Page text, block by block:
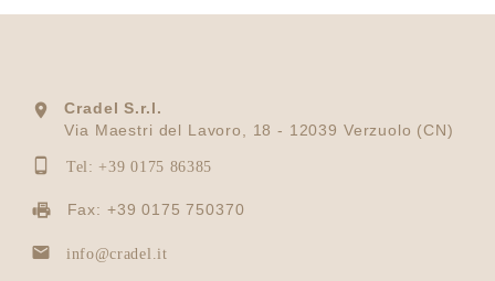

Cradel S.r.l.
Via Maestri del Lavoro, 18 - 12039 Verzuolo (CN)
 Tel: +39 0175 86385
Fax: +39 0175 750370
 info@cradel.it